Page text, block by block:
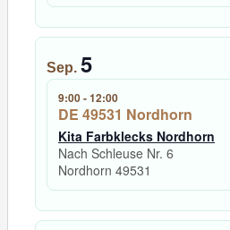
Sep. 5
9:00-12:00
DE 49531 Nordhorn
Kita Farbklecks Nordhorn
Nach Schleuse Nr. 6
Nordhorn 49531